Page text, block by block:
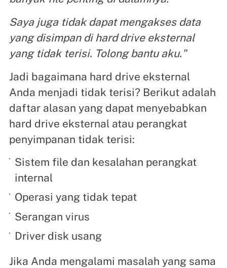
Saya juga tidak dapat mengakses data
yang disimpan di hard drive eksternal
yang tidak terisi. Tolong bantu aku."
Jadi bagaimana hard drive eksternal
Anda menjadi tidak terisi? Berikut adalah
daftar alasan yang dapat menyebabkan
hard drive eksternal atau perangkat
penyimpanan tidak terisi:
Sistem file dan kesalahan perangkat
internal
Operasi yang tidak tepat
Serangan virus
Driver disk usang
Jika Anda mengalami masalah yang sama